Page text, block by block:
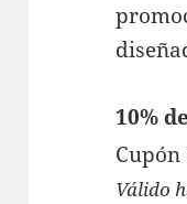
10%
Cupón
Válido